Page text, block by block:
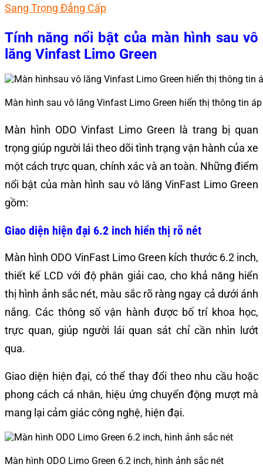
Sang Trọng Đẳng Cấp
Tính năng nổi bật của màn hình sau vô
lăng Vinfast Limo Green
Màn hình sau vô lăng Vinfast Limo Green hiển thị thông tin
Màn hình ODO Vinfast Limo Green là trang bị quan
trọng giúp người lái theo dõi tình trạng vận hành của xe
một cách trực quan, chính xác và an toàn. Những điểm
nổi bật của màn hình sau vô lăng VinFast Limo Green
gồm:
Giao diện hiện đại 6.2 inch hiển thị rõ nét
Màn hình ODO VinFast Limo Green kích thước 6.2 inch,
thiết kế LCD với độ phân giải cao, cho khả năng hiển
thị hình ảnh sắc nét, màu sắc rõ ràng ngay cả dưới ánh
nắng. Các thông số vận hành được bố trí khoa học,
trực quan, giúp người lái quan sát chỉ cần nhìn lướt
qua.
Giao diện hiện đại, có thể thay đổi theo nhu cầu hoặc
phong cách cá nhân, hiệu ứng chuyển động mượt mà
mang lại cảm giác công nghệ, hiện đại.
Màn hình ODO Limo Green 6.2 inch, hình ảnh sắc nét